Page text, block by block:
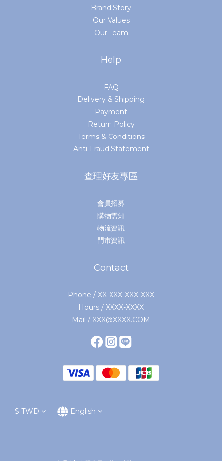
Brand Story
Our Values
Our Team
Help
FAQ
Delivery & Shipping
Payment
Return Policy
Terms & Conditions
Anti-Fraud Statement
查理好友專區
會員招募
購物需知
物流資訊
門市資訊
Contact
Phone / XX-XXX-XXX-XXX
Hours / XXXX-XXXX
Mail / XXX@XXXX.COM
$ TWD English